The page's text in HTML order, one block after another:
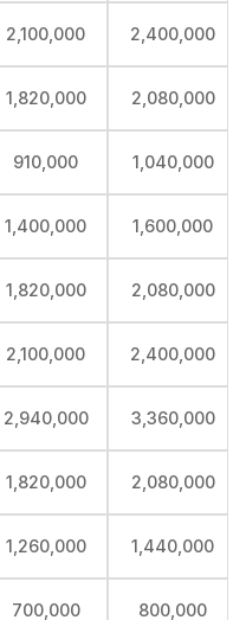
2,100,000 2,400,000
1,820,000 2,080,000
910,000 1,040,000
1,400,000 1,600,000
1,820,000 2,080,000
2,100,000 2,400,000
2,940,000 3,360,000
1,820,000 2,080,000
1,260,000 1,440,000
700,000 800,000